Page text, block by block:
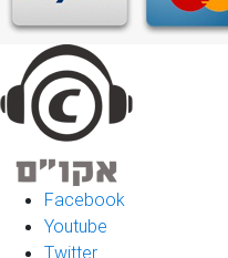
Facebook
Youtube
Twitter